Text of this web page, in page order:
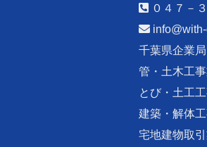
０４７－
千葉県企業
管・土木工
とび・土工
建築・解体
宅地建物取